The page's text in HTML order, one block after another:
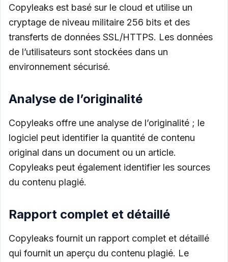
Copyleaks est basé sur le cloud et utilise un
cryptage de niveau militaire 256 bits et des
transferts de données SSL/HTTPS. Les données
de l’utilisateurs sont stockées dans un
environnement sécurisé.
Analyse de l’originalité
Copyleaks offre une analyse de l’originalité ; le
logiciel peut identifier la quantité de contenu
original dans un document ou un article.
Copyleaks peut également identifier les sources
du contenu plagié.
Rapport complet et détaillé
Copyleaks fournit un rapport complet et détaillé
qui fournit un aperçu du contenu plagié. Le